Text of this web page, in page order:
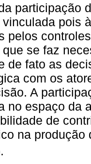
participação
pois
pelos
se faz
de fato as
com os
A
no espaço da
de
na